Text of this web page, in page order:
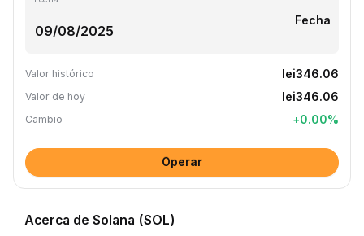
Fecha
Valor histórico lei346.06
Valor de hoy lei346.06
Cambio +0.00%
Operar
Acerca de Solana (SOL)